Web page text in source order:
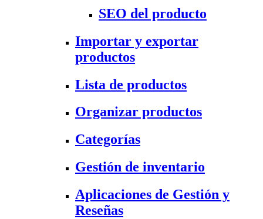
SEO del producto
Importar y exportar
productos
Lista de productos
Organizar productos
Categorías
Gestión de inventario
Aplicaciones de Gestión y
Reseñas